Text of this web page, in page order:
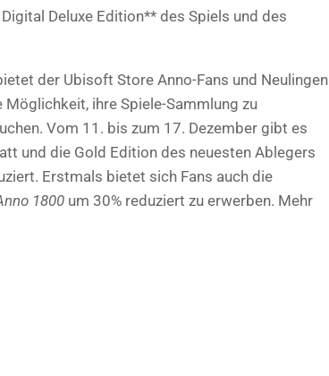
Deluxe Edition** des Spiels und des
der Ubisoft Store Anno-Fans und Neulingen
ihre Spiele-Sammlung zu
Vom 11. bis zum 17. Dezember gibt es
und die Gold Edition des neuesten Ablegers
Erstmals bietet sich Fans auch die
1800 um 30% reduziert zu erwerben. Mehr